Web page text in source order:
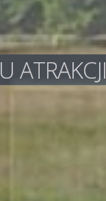
ATRAKCJI